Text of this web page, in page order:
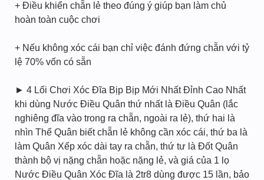
+ Điều khiển chẵn lẻ theo đúng ý giúp bạn làm chủ
hoàn toàn cuộc chơi
+ Nếu không xóc cái bạn chỉ việc đánh đứng chẵn với tỷ
lệ 70% vốn có sẵn
► 4 Lối Chơi Xóc Đĩa Bịp Bịp Mới Nhất Đỉnh Cao Nhất
khi dùng Nước Điều Quân thứ nhất là Điều Quân (lắc
nghiêng đĩa vào trong ra chẵn, ngoài ra lẻ), thứ hai là
nhìn Thế Quân biết chẵn lẻ không cần xóc cái, thứ ba là
làm Quân Xếp xóc dài tay ra chẵn, thứ tư là Đốt Quân
thành bộ vị nặng chẵn hoặc nặng lẻ, và giá của 1 lọ
Nước Điều Quân Xóc Đĩa là 2tr8 dùng được 15 lần, bảo